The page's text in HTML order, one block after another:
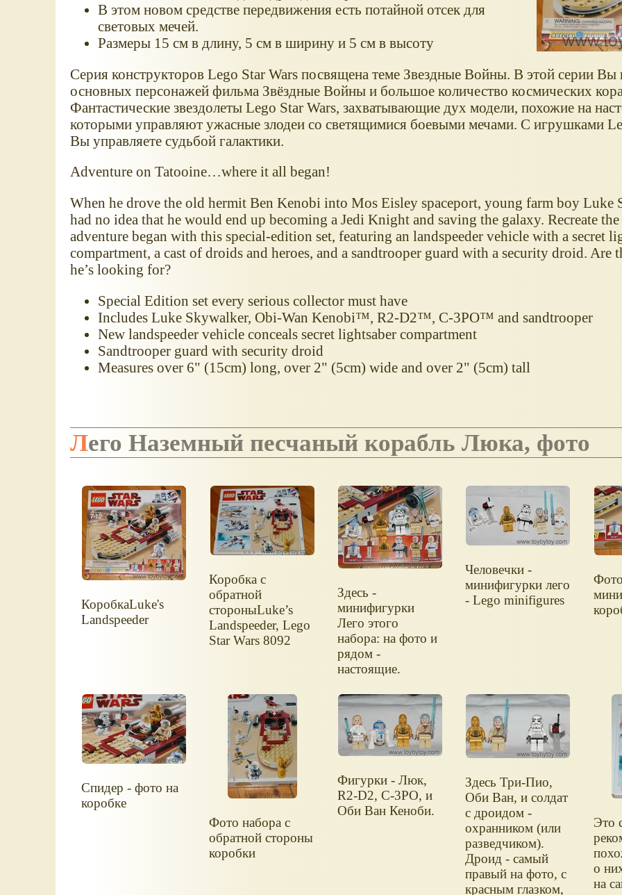
В этом новом средстве передвижения есть потайной отсек для
световых мечей.
Размеры 15 см в длину, 5 см в ширину и 5 см в высоту
Серия конструкторов Lego Star Wars посвящена теме Звездные Войны. В этой серии Вы
основных персонажей фильма Звёздные Войны и большое количество космических
Фантастические звездолеты Lego Star Wars, захватывающие дух модели, похожие на
которыми управляют ужасные злодеи со светящимися боевыми мечами. С игрушками
Вы управляете судьбой галактики.
Adventure on Tatooine…where it all began!
When he drove the old hermit Ben Kenobi into Mos Eisley spaceport, young farm boy
had no idea that he would end up becoming a Jedi Knight and saving the galaxy. Recreate
adventure began with this special-edition set, featuring an landspeeder vehicle with a secret
compartment, a cast of droids and heroes, and a sandtrooper guard with a security droid. Are
he’s looking for?
Special Edition set every serious collector must have
Includes Luke Skywalker, Obi-Wan Kenobi™, R2-D2™, C-3PO™ and sandtrooper
New landspeeder vehicle conceals secret lightsaber compartment
Sandtrooper guard with security droid
Measures over 6" (15cm) long, over 2" (5cm) wide and over 2" (5cm) tall
Лего Наземный песчаный корабль Люка, фото
КоробкаLuke's
Landspeeder
Коробка с
обратной
стороныLuke’s
Landspeeder, Lego
Star Wars 8092
Здесь -
минифигурки
Лего этого
набора: на фото и
рядом -
настоящие.
Человечки -
минифигурки лего
- Lego minifigures
Спидер - фото на
коробке
Фото набора с
обратной стороны
коробки
Фигурки - Люк,
R2-D2, C-3PO, и
Оби Ван Кеноби.
Здесь Три-Пио,
Оби Ван, и солдат
с дроидом -
охранником (или
разведчиком).
Дроид - самый
правый на фото, с
красным глазком,
Это
о
на